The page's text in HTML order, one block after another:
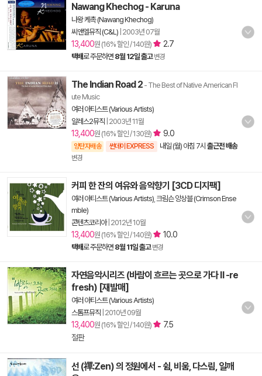
Nawang Khechog - Karuna
나왕 케촉 (Nawang Khechog)
씨앤엘뮤직 (C&L) 2003년 07월
13,400원 (16% 할인 / 140원) 2.7
택배로 주문하면 8월 12일 출고 변경
The Indian Road 2 - The Best of Native American Fl
ute Music
여러 아티스트 (Various Artists)
알레스2뮤직 2003년 11월
13,400원 (16% 할인 / 130원) 9.0
양탄자배송 썬데이 EXPRESS 내일 (월) 아침 7시 출근전 배송
변경
커피 한 잔의 여유와 음악향기 [3CD 디지팩]
여러 아티스트 (Various Artists) 크림슨 앙상블 (Crimson Ense
mble)
콘텐츠코리아| 2012년 10월
13,400원 (16% 할인 / 140원) 10.0
택배로 주문하면 8월 11일 출고 변경
자연음악시리즈 (바람이 흐르는 곳으로 가다 Ⅱ -re
fresh) [재발매]
여러 아티스트 (Various Artists)
스톰프뮤직 2010년 09월
13,400원 (16% 할인 / 140원)
7.5
절판
선 (禪:Zen) 의 정원에서 - 쉼, 비움, 다스림, 일깨